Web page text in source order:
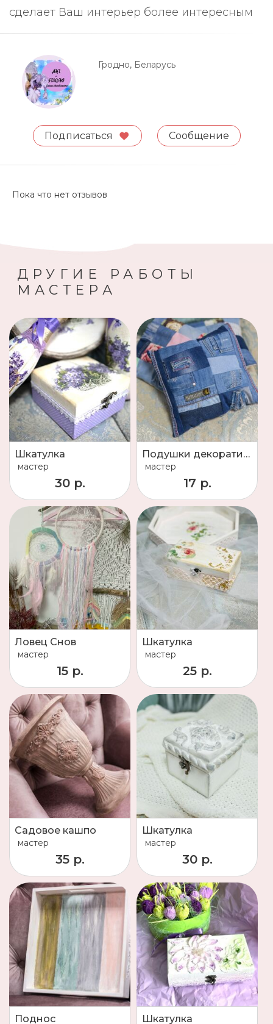
сделает Ваш интерьер более интересным
Гродно, Беларусь
Подписаться Сообщение
Пока что нет отзывов
ДРУГИЕ РАБОТЫ
МАСТЕРА
Шкатулка
мастер
30 р.
Подушки декоративные
мастер
17 р.
Ловец Снов
мастер
15 р.
Шкатулка
мастер
25 р.
Садовое кашпо
мастер
35 р.
Шкатулка
мастер
30 р.
Поднос Шкатулка